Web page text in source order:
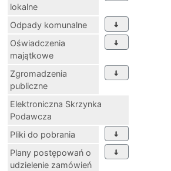
lokalne
Odpady komunalne
Oświadczenia
majątkowe
Zgromadzenia
publiczne
Elektroniczna Skrzynka
Podawcza
Pliki do pobrania
Plany postępowań o
udzielenie zamówień